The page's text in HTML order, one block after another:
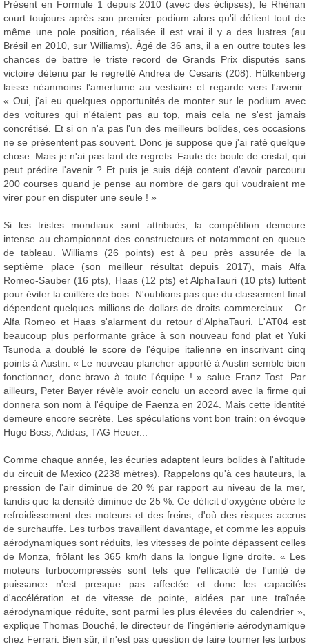
Présent en Formule 1 depuis 2010 (avec des éclipses), le Rhénan
court toujours après son premier podium alors qu'il détient tout de
même une pole position, réalisée il est vrai il y a des lustres (au
Brésil en 2010, sur Williams). Âgé de 36 ans, il a en outre toutes les
chances de battre le triste record de Grands Prix disputés sans
victoire détenu par le regretté Andrea de Cesaris (208). Hülkenberg
laisse néanmoins l'amertume au vestiaire et regarde vers l'avenir:
« Oui, j'ai eu quelques opportunités de monter sur le podium avec
des voitures qui n'étaient pas au top, mais cela ne s'est jamais
concrétisé. Et si on n'a pas l'un des meilleurs bolides, ces occasions
ne se présentent pas souvent. Donc je suppose que j'ai raté quelque
chose. Mais je n'ai pas tant de regrets. Faute de boule de cristal, qui
peut prédire l'avenir ? Et puis je suis déjà content d'avoir parcouru
200 courses quand je pense au nombre de gars qui voudraient me
virer pour en disputer une seule ! »
Si les tristes mondiaux sont attribués, la compétition demeure
intense au championnat des constructeurs et notamment en queue
de tableau. Williams (26 points) est à peu près assurée de la
septième place (son meilleur résultat depuis 2017), mais Alfa
Romeo-Sauber (16 pts), Haas (12 pts) et AlphaTauri (10 pts) luttent
pour éviter la cuillère de bois. N'oublions pas que du classement final
dépendent quelques millions de dollars de droits commerciaux... Or
Alfa Romeo et Haas s'alarment du retour d'AlphaTauri. L'AT04 est
beaucoup plus performante grâce à son nouveau fond plat et Yuki
Tsunoda a doublé le score de l'équipe italienne en inscrivant cinq
points à Austin. « Le nouveau plancher apporté à Austin semble bien
fonctionner, donc bravo à toute l'équipe ! » salue Franz Tost. Par
ailleurs, Peter Bayer révèle avoir conclu un accord avec la firme qui
donnera son nom à l'équipe de Faenza en 2024. Mais cette identité
demeure encore secrète. Les spéculations vont bon train: on évoque
Hugo Boss, Adidas, TAG Heuer...
Comme chaque année, les écuries adaptent leurs bolides à l'altitude
du circuit de Mexico (2238 mètres). Rappelons qu'à ces hauteurs, la
pression de l'air diminue de 20 % par rapport au niveau de la mer,
tandis que la densité diminue de 25 %. Ce déficit d'oxygène obère le
refroidissement des moteurs et des freins, d'où des risques accrus
de surchauffe. Les turbos travaillent davantage, et comme les appuis
aérodynamiques sont réduits, les vitesses de pointe dépassent celles
de Monza, frôlant les 365 km/h dans la longue ligne droite. « Les
moteurs turbocompressés sont tels que l'efficacité de l'unité de
puissance n'est presque pas affectée et donc les capacités
d'accélération et de vitesse de pointe, aidées par une traînée
aérodynamique réduite, sont parmi les plus élevées du calendrier »,
explique Thomas Bouché, le directeur de l'ingénierie aérodynamique
chez Ferrari. Bien sûr, il n'est pas question de faire tourner les turbos